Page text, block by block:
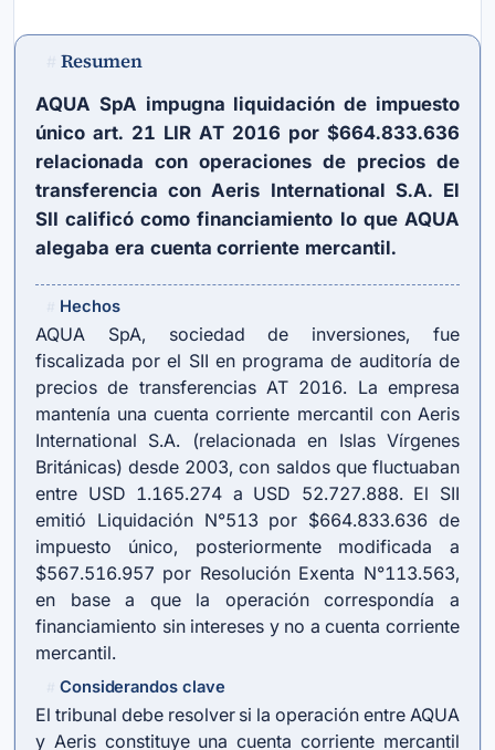
Resumen
AQUA SpA impugna liquidación de impuesto
único art. 21 LIR AT 2016 por $664.833.636
relacionada con operaciones de precios de
transferencia con Aeris International S.A. El
SII calificó como financiamiento lo que AQUA
alegaba era cuenta corriente mercantil.
Hechos
AQUA SpA, sociedad de inversiones, fue
fiscalizada por el SII en programa de auditoría de
precios de transferencias AT 2016. La empresa
mantenía una cuenta corriente mercantil con Aeris
International S.A. (relacionada en Islas Vírgenes
Británicas) desde 2003, con saldos que fluctuaban
entre USD 1.165.274 a USD 52.727.888. El SII
emitió Liquidación N°513 por $664.833.636 de
impuesto único, posteriormente modificada a
$567.516.957 por Resolución Exenta N°113.563,
en base a que la operación correspondía a
financiamiento sin intereses y no a cuenta corriente
mercantil.
Considerandos clave
El tribunal debe resolver si la operación entre AQUA
y Aeris constituye una cuenta corriente mercantil